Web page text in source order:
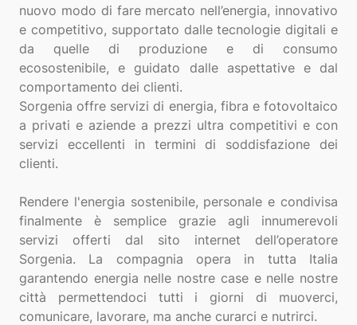
nuovo modo di fare mercato nell’energia, innovativo
e competitivo, supportato dalle tecnologie digitali e
da quelle di produzione e di consumo
ecosostenibile, e guidato dalle aspettative e dal
comportamento dei clienti.
Sorgenia offre servizi di energia, fibra e fotovoltaico
a privati e aziende a prezzi ultra competitivi e con
servizi eccellenti in termini di soddisfazione dei
clienti.
Rendere l'energia sostenibile, personale e condivisa
finalmente è semplice grazie agli innumerevoli
servizi offerti dal sito internet dell’operatore
Sorgenia. La compagnia opera in tutta Italia
garantendo energia nelle nostre case e nelle nostre
città permettendoci tutti i giorni di muoverci,
comunicare, lavorare, ma anche curarci e nutrirci.